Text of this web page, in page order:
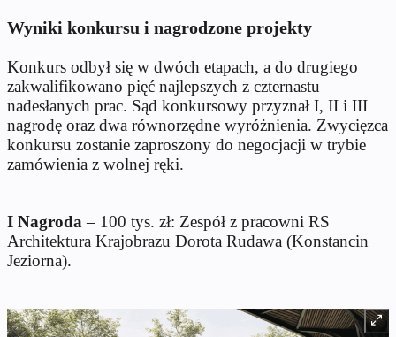
Wyniki konkursu i nagrodzone projekty
Konkurs odbył się w dwóch etapach, a do drugiego
zakwalifikowano pięć najlepszych z czternastu
nadesłanych prac. Sąd konkursowy przyznał I, II i III
nagrodę oraz dwa równorzędne wyróżnienia. Zwycięzca
konkursu zostanie zaproszony do negocjacji w trybie
zamówienia z wolnej ręki.
I Nagroda – 100 tys. zł: Zespół z pracowni RS
Architektura Krajobrazu Dorota Rudawa (Konstancin
Jeziorna).